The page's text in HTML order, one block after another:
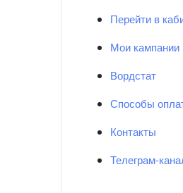
Перейти в
Мои кампании
Вордстат
Способы
Контакты
Телеграм-